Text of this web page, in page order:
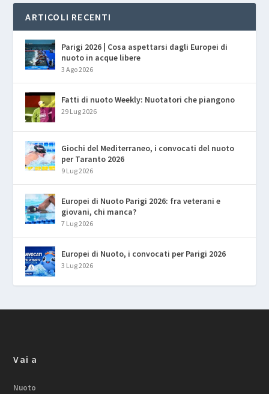
ARTICOLI RECENTI
Parigi 2026 | Cosa aspettarsi dagli Europei di
nuoto in acque libere
3 Ago 2026
Fatti di nuoto Weekly: Nuotatori che piangono
29 Lug 2026
Giochi del Mediterraneo, i convocati del nuoto
per Taranto 2026
9 Lug 2026
Europei di Nuoto Parigi 2026: fra veterani e
giovani, chi manca?
7 Lug 2026
Europei di Nuoto, i convocati per Parigi 2026
3 Lug 2026
Vai a
Nuoto